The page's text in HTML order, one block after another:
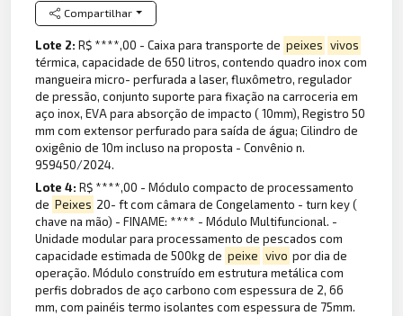
Compartilhar
Lote 2:R$ ****,00 - Caixa para transporte de peixes vivos
térmica, capacidade de 650 litros, contendo quadro inox com
mangueira micro- perfurada a laser, fluxômetro, regulador
de pressão, conjunto suporte para fixação na carroceria em
aço inox, EVA para absorção de impacto ( 10mm), Registro 50
mm com extensor perfurado para saída de água; Cilindro de
oxigênio de 10m incluso na proposta - Convênio n.
959450/2024.
Lote 4:R$ ****,00 - Módulo compacto de processamento
de Peixes 20- ft com câmara de Congelamento - turn key (
chave na mão) - FINAME: **** - Módulo Multifuncional. -
Unidade modular para processamento de pescados com
capacidade estimada de 500kg de peixe vivo por dia de
operação. Módulo construído em estrutura metálica com
perfis dobrados de aço carbono com espessura de 2, 66
mm, com painéis termo isolantes com espessura de 75mm.